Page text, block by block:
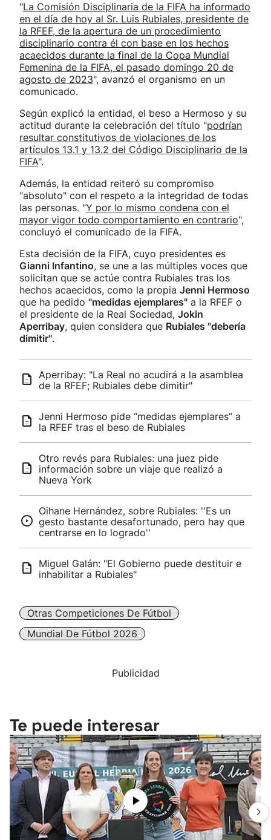
"La Comisión Disciplinaria de la FIFA ha informado
en el día de hoy al Sr. Luis Rubiales, presidente de
la RFEF, de la apertura de un procedimiento
disciplinario contra él con base en los hechos
acaecidos durante la final de la Copa Mundial
Femenina de la FIFA, el pasado domingo 20 de
agosto de 2023", avanzó el organismo en un
comunicado.
Según explicó la entidad, el beso a Hermoso y su
actitud durante la celebración del título "podrían
resultar constitutivos de violaciones de los
artículos 13.1 y 13.2 del Código Disciplinario de la
FIFA".
Además, la entidad reiteró su compromiso
"absoluto" con el respeto a la integridad de todas
las personas. "Y por lo mismo condena con el
mayor vigor todo comportamiento en contrario",
concluyó el comunicado de la FIFA.
Esta decisión de la FIFA, cuyo presidentes es
Gianni Infantino, se une a las múltiples voces que
solicitan que se actúe contra Rubiales tras los
hechos acaecidos, como la propia Jenni Hermoso
que ha pedido "medidas ejemplares" a la RFEF o
el presidente de la Real Sociedad, Jokin
Aperribay, quien considera que Rubiales "debería
dimitir".
Aperribay: "La Real no acudirá a la asamblea
de la RFEF; Rubiales debe dimitir"
Jenni Hermoso pide “medidas ejemplares” a
la RFEF tras el beso de Rubiales
Otro revés para Rubiales: una juez pide
información sobre un viaje que realizó a
Nueva York
Oihane Hernández, sobre Rubiales: ''Es un
gesto bastante desafortunado, pero hay que
centrarse en lo logrado''
Miguel Galán: "El Gobierno puede destituir e
inhabilitar a Rubiales"
Otras Competiciones De Fútbol
Mundial De Fútbol 2026
Publicidad
Te puede interesar